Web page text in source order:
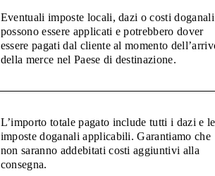
Eventuali imposte locali, dazi o costi doganali
possono essere applicati e potrebbero dover
essere pagati dal cliente al momento
della merce nel Paese di destinazione.
L’importo totale pagato include tutti i dazi e le
imposte doganali applicabili. Garantiamo che
non saranno addebitati costi aggiuntivi alla
consegna.